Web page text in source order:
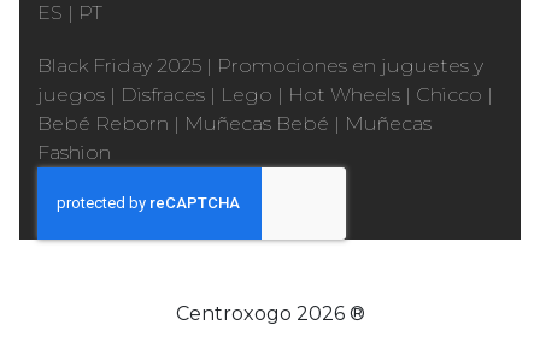
ES | PT
Black Friday 2025 | Promociones en juguetes y
juegos | Disfraces | Lego | Hot Wheels | Chicco |
Bebé Reborn | Muñecas Bebé | Muñecas
Fashion
Centroxogo 2026 ®